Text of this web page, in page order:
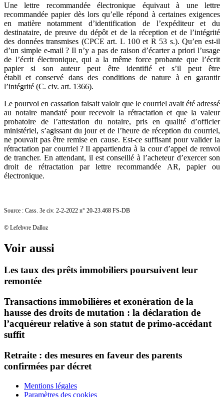
Une lettre recommandée électronique équivaut à une lettre
recommandée papier dès lors qu’elle répond à certaines exigences
en matière notamment d’identification de l’expéditeur et du
destinataire, de preuve du dépôt et de la réception et de l’intégrité
des données transmises (CPCE art. L 100 et R 53 s.). Qu’en est-il
d’un simple e-mail ? Il n’y a pas de raison d’écarter a priori l’usage
de l’écrit électronique, qui a la même force probante que l’écrit
papier si son auteur peut être identifié et s’il peut être
établi et conservé dans des conditions de nature à en garantir
l’intégrité (C. civ. art. 1366).
Le pourvoi en cassation faisait valoir que le courriel avait été adressé
au notaire mandaté pour recevoir la rétractation et que la valeur
probatoire de l’attestation du notaire, pris en qualité d’officier
ministériel, s’agissant du jour et de l’heure de réception du courriel,
ne pouvait pas être remise en cause. Est-ce suffisant pour valider la
rétractation par courriel ? Il appartiendra à la cour d’appel de renvoi
de trancher. En attendant, il est conseillé à l’acheteur d’exercer son
droit de rétractation par lettre recommandée AR, papier ou
électronique.
Source : Cass. 3e civ. 2-2-2022 n° 20-23.468 FS-DB
© Lefebvre Dalloz
Voir aussi
Les taux des prêts immobiliers poursuivent leur
remontée
Transactions immobilières et exonération de la
hausse des droits de mutation : la déclaration de
l’acquéreur relative à son statut de primo-accédant
suffit
Retraite : des mesures en faveur des parents
confirmées par décret
Mentions légales
Paramètres des cookies